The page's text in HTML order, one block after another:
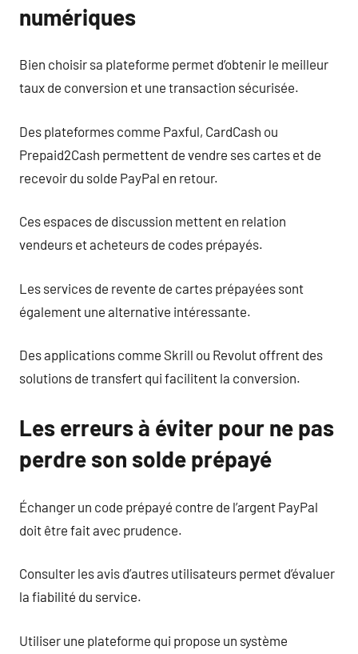
numériques
Bien choisir sa plateforme permet d’obtenir le meilleur
taux de conversion et une transaction sécurisée.
Des plateformes comme Paxful, CardCash ou
Prepaid2Cash permettent de vendre ses cartes et de
recevoir du solde PayPal en retour.
Ces espaces de discussion mettent en relation
vendeurs et acheteurs de codes prépayés.
Les services de revente de cartes prépayées sont
également une alternative intéressante.
Des applications comme Skrill ou Revolut offrent des
solutions de transfert qui facilitent la conversion.
Les erreurs à éviter pour ne pas
perdre son solde prépayé
Échanger un code prépayé contre de l’argent PayPal
doit être fait avec prudence.
Consulter les avis d’autres utilisateurs permet d’évaluer
la fiabilité du service.
Utiliser une plateforme qui propose un système